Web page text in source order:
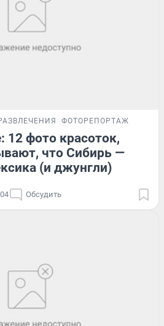
ФОТОРЕПОРТАЖ
12 фото красоток,
что Сибирь —
(и джунгли)
Обсудить